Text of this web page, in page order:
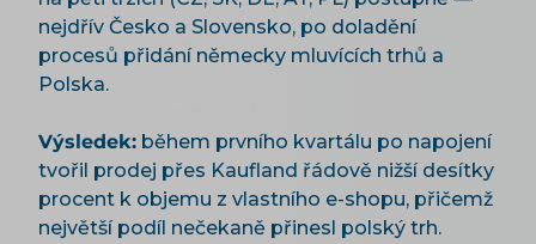
nejdřív Česko a Slovensko, po doladění
procesů přidání německy mluvících trhů a
Polska.
Výsledek: během prvního kvartálu po napojení
tvořil prodej přes Kaufland řádově nižší desítky
procent k objemu z vlastního e-shopu, přičemž
největší podíl nečekaně přinesl polský trh.